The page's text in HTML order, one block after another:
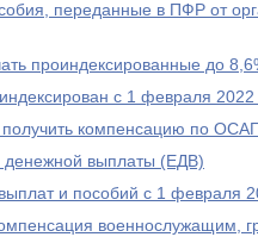
переданные в ПФР от
проиндексированные до
с 1 февраля 2022
компенсацию по
денежной выплаты (ЕДВ)
и пособий с 1 февраля
военнослужащим,